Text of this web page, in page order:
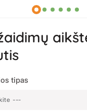
tipas
---